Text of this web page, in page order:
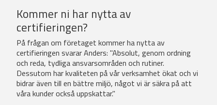
Kommer ni har nytta av
certifieringen?
På frågan om företaget kommer ha nytta av
certifieringen svarar Anders: "Absolut, genom ordning
och reda, tydliga ansvarsområden och rutiner.
Dessutom har kvaliteten på vår verksamhet ökat och vi
bidrar även till en bättre miljö, något vi är säkra på att
våra kunder också uppskattar."